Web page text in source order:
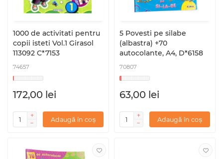
1000 de activitati pentru
copii isteti Vol.1 Girasol
113092 C*7153
74657
172,00 lei
Adaugă în coș
5 Povesti pe silabe
(albastra) +70
autocolante, A4, D*6158
70807
63,00 lei
Adaugă în coș